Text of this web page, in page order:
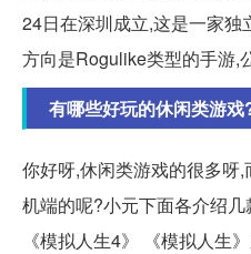
24日在深圳成立,这是一家独
方向是Rogulike类型的手游,
有哪些好玩的休闲类游戏
你好呀,休闲类游戏的很多呀
机端的呢?小元下面各介绍几
《模拟人生4》 《模拟人生